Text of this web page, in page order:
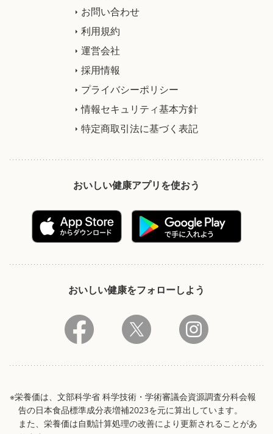
お問い合わせ
利用規約
運営会社
採用情報
プライバシーポリシー
情報セキュリティ基本方針
特定商取引法に基づく表記
おいしい健康アプリを使おう
おいしい健康をフォローしよう
※栄養価は、文部科学省 科学技術・学術審議会資源調査分科会報
告の日本食品標準成分表増補2023を元に算出しています。
また、栄養価は自動計算処理の改善により更新されることがあ